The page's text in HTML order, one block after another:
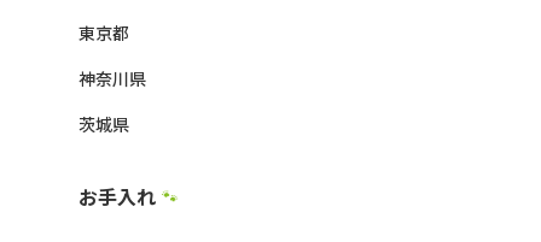
東京都
神奈川県
茨城県
お手入れ 🐾